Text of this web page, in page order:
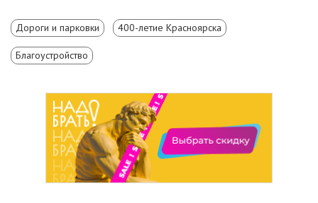
Дороги и парковки 400-летие Красноярска
Благоустройство